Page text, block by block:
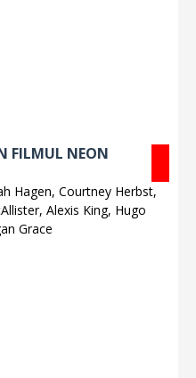
FILMUL NEON
Hagen, Courtney Herbst,
Alexis King, Hugo
Grace